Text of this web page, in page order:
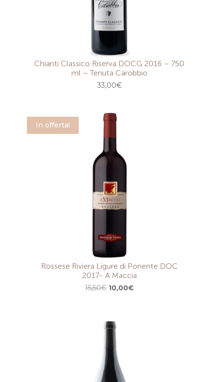
Chianti Classico Riserva DOCG 2016 – 750
ml – Tenuta Carobbio
33,00€
In offerta!
Rossese Riviera Ligure di Ponente DOC
2017- A Maccia
15,50€ Il
era:
15,50€.
10,00€Il